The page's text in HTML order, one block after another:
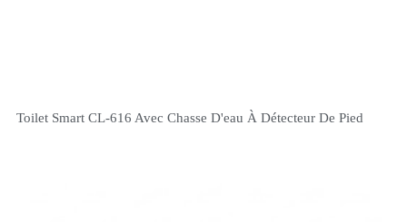
Toilet Smart CL-616 Avec Chasse D'eau À Détecteur De Pied